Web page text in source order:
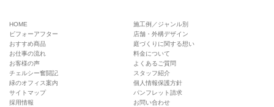
HOME
施工例／ジャンル別
ビフォーアフター
店舗・外構デザイン
おすすめ商品
庭づくりに関する想い
お仕事の流れ
料金について
お客様の声
よくあるご質問
チェルシー奮闘記
スタッフ紹介
緑のオフィス案内
個人情報保護方針
サイトマップ
パンフレット請求
採用情報
お問い合わせ